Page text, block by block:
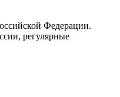
Федерации.
регулярные